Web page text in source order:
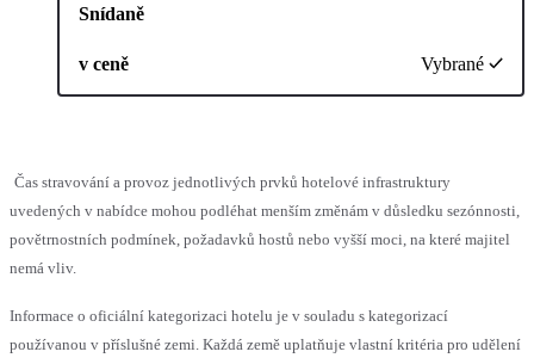
Snídaně
v ceně Vybrané
Čas stravování a provoz jednotlivých prvků hotelové infrastruktury
uvedených v nabídce mohou podléhat menším změnám v důsledku sezónnosti,
povětrnostních podmínek, požadavků hostů nebo vyšší moci, na které majitel
nemá vliv.
Informace o oficiální kategorizaci hotelu je v souladu s kategorizací
používanou v příslušné zemi. Každá země uplatňuje vlastní kritéria pro udělení